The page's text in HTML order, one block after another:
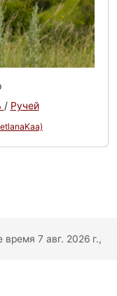
/ Ручей
время 7 авг. 2026 г.,